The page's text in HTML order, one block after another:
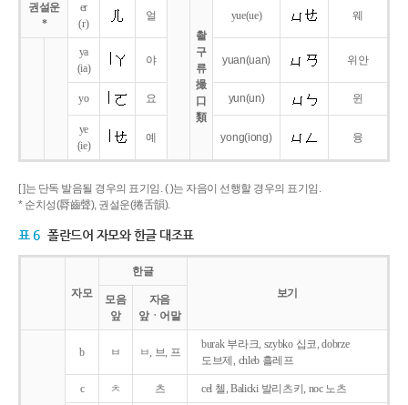
권설운
*
er
(r)
얼
촬
구
류
撮
口
類
yue(ue) 웨
ya
(ia)
야 yuan(uan) 위안
yo 요 yun(un) 윈
ye
(ie)
예 yong(iong) 융
[ ]는 단독 발음될 경우의 표기임. ( )는 자음이 선행할 경우의 표기임.
* 순치성(脣齒聲), 권설운(捲舌韻).
표 6 폴란드어 자모와 한글 대조표
자모
한글
보기
모음
앞
자음
앞ㆍ어말
b ㅂ ㅂ, 브, 프
burak 부라크, szybko 십코, dobrze
도브제, chleb 흘레프
c ㅊ 츠 cel 첼, Balicki 발리츠키, noc 노츠